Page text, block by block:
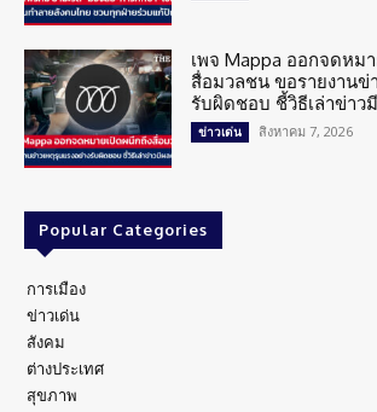
เพจ Mappa ออกจดหม
สื่อมวลชน ขอรายงานข่
รับผิดชอบ ชี้วิธีเล่าข่าว
ข่าวเด่น สิงหาคม 7, 2026
Popular Categories
การเมือง
ข่าวเด่น
สังคม
ต่างประเทศ
สุขภาพ